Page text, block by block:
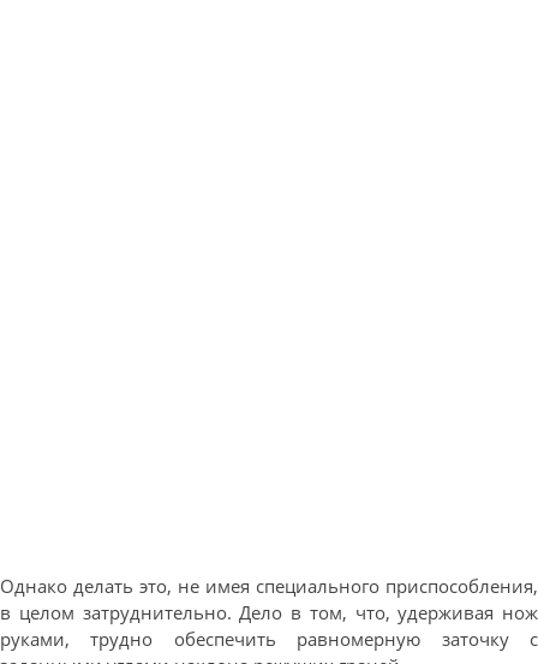
Однако делать это, не имея специального приспособления,
в целом затруднительно. Дело в том, что, удерживая нож
руками, трудно обеспечить равномерную заточку с